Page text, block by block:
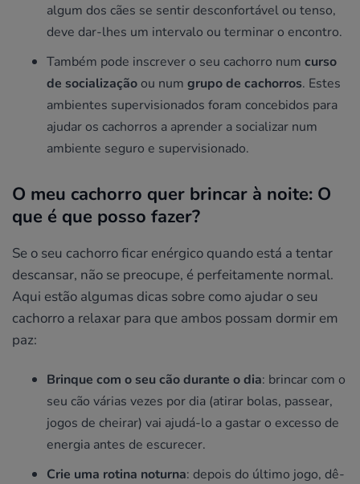
algum dos cães se sentir desconfortável ou tenso,
deve dar-lhes um intervalo ou terminar o encontro.
Também pode inscrever o seu cachorro numcurso
de socialização ou numgrupo de cachorros. Estes
ambientes supervisionados foram concebidos para
ajudar os cachorros a aprender a socializar num
ambiente seguro e supervisionado.
O meu cachorro quer brincar à noite: O
que é que posso fazer?
Se o seu cachorro ficar enérgico quando está a tentar
descansar, não se preocupe, é perfeitamente normal.
Aqui estão algumas dicas sobre como ajudar o seu
cachorro a relaxar para que ambos possam dormir em
paz:
Brinque com o seu cão durante o dia: brincar com o
seu cão várias vezes por dia (atirar bolas, passear,
jogos de cheirar) vai ajudá-lo a gastar o excesso de
energia antes de escurecer.
Crie uma rotina noturna: depois do último jogo, dê-